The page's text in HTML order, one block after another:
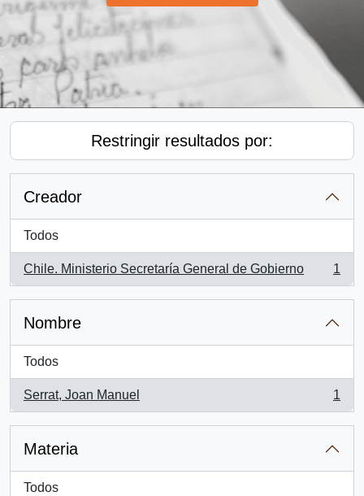
Restringir resultados por:
Creador
Todos
Chile. Ministerio Secretaría General de Gobierno
, 1 resultados
1
Nombre
Todos
Serrat, Joan Manuel
, 1 resultados
1
Materia
Todos